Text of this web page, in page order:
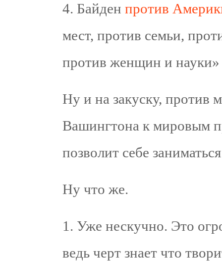
4. Байден против
мест, против семьи,
против женщин и науки»
Ну и на закуску, против
Вашингтона к мировым
позволит себе
Ну что же.
1. Уже нескучно. Это
ведь черт знает что